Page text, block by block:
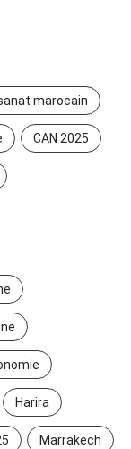
marocain
CAN 2025
Harira
Marrakech